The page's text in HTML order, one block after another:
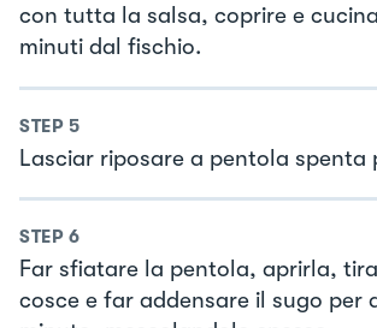
con tutta la salsa, coprire e
minuti dal fischio.
STEP 5
Lasciar riposare a pentola spenta
STEP 6
Far sfiatare la pentola, aprirla,
cosce e far addensare il sugo per